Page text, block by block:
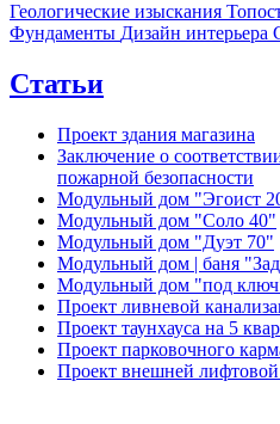
Геологические изыскания
Фундаменты Дизайн интерьера
Статьи
Проект здания магазина
Заключение о
пожарной безопасности
Модульный дом "Эгоист
Модульный дом "Соло 40"
Модульный дом "Дуэт 70"
Модульный дом | баня
Модульный дом "под
Проект ливневой
Проект таунхауса на 5
Проект парковочного
Проект внешней